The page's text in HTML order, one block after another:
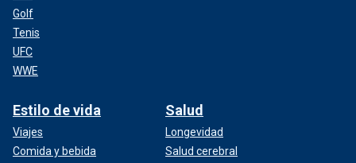
Golf
Tenis
UFC
WWE
Estilo de vida
Viajes
Comida y bebida
Salud
Longevidad
Salud cerebral